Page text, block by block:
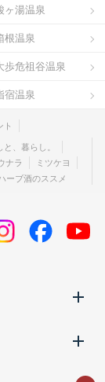
ヶ湯温泉
根温泉
歩危祖谷温泉
宿温泉
ト
と、暮らし。
ナラ
ミツケヨ
ーブ酒のススメ